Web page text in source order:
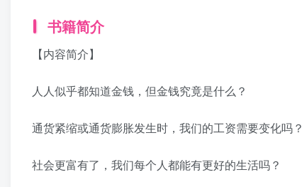
书籍简介
【内容简介】
人人似乎都知道金钱，但金钱究竟是什么？
通货紧缩或通货膨胀发生时，我们的工资需要变化吗？
社会更富有了，我们每个人都能有更好的生活吗？